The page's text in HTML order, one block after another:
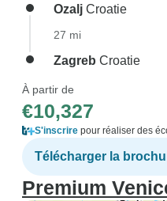
Ozalj Croatie
27 mi
Zagreb Croatie
À partir de
€10,327
S'inscrire pour réaliser des
Télécharger la
Premium